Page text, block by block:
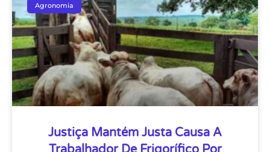
Agronomia
Justiça Mantém Justa Causa A